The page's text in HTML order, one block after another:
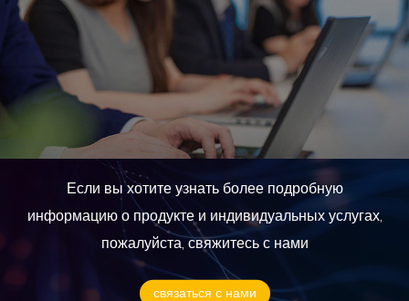
Если вы хотите узнать более подробную
информацию о продукте и индивидуальных услугах,
пожалуйста, свяжитесь с нами
связаться с нами